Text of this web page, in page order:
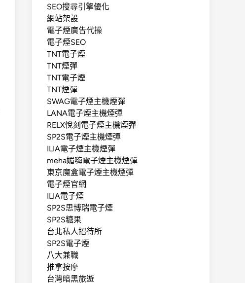
SEO搜尋引擎優化
網站架設
電子煙廣告代操
電子煙SEO
TNT電子煙
TNT煙彈
TNT電子煙
TNT煙彈
SWAG電子煙主機煙彈
LANA電子煙主機煙彈
RELX悅刻電子煙主機煙彈
SP2S電子煙主機煙彈
ILIA電子煙主機煙彈
meha媚嗨電子煙主機煙彈
東京魔盒電子煙主機煙彈
電子煙官網
ILIA電子煙
SP2S思博瑞電子煙
SP2S糖果
台北私人招待所
SP2S電子煙
八大兼職
推拿按摩
台灣暗黑旅遊